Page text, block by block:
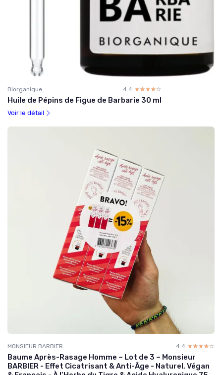
Biorganique 4.4 ☆☆☆☆☆
★★★★★
Huile de Pépins de Figue de Barbarie 30 ml
Voir le détail
MONSIEUR BARBIER 4.4 ☆☆☆☆☆
★★★★★
Baume Après-Rasage Homme – Lot de 3 – Monsieur
BARBIER - Effet Cicatrisant & Anti-Âge - Naturel, Végan